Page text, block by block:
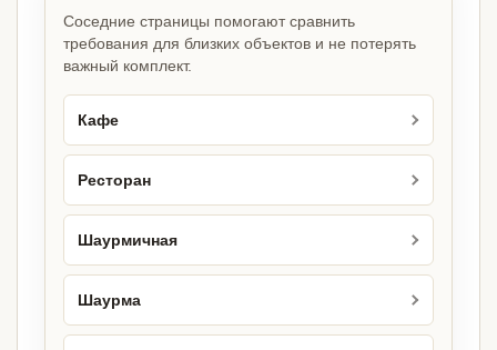
Соседние страницы помогают сравнить
требования для близких объектов и не потерять
важный комплект.
Кафе
Ресторан
Шаурмичная
Шаурма